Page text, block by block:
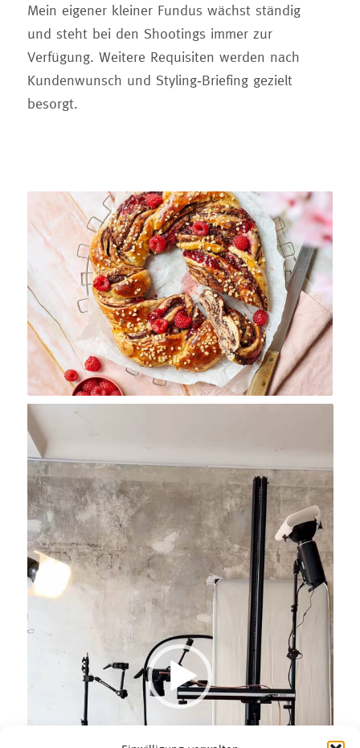
Mein eigener kleiner Fundus wächst ständig
und steht bei den Shootings immer zur
Verfügung. Weitere Requisiten werden nach
Kundenwunsch und Styling-Briefing gezielt
besorgt.